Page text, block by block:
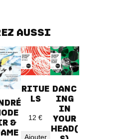
AUSSI
&
RITUE
LS
12€
Ajouter
DANC
ING
IN
YOUR
HEAD(